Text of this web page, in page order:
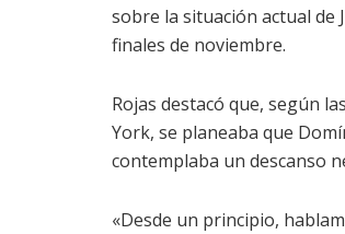
sobre la situación actual de
finales de noviembre.
Rojas destacó que, según
York, se planeaba que
contemplaba un descanso
«Desde un principio,